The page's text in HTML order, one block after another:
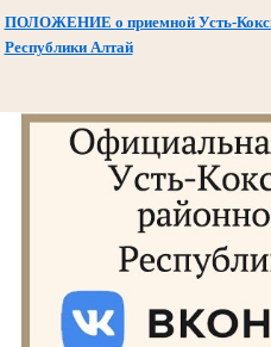
ПОЛОЖЕНИЕ о приемной Усть-
Республики Алтай